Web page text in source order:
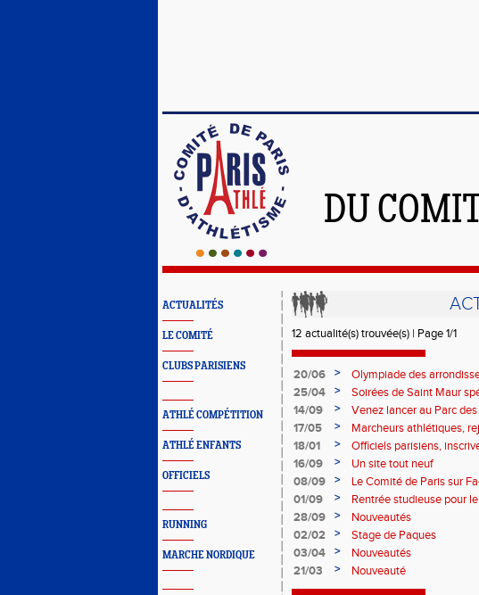
DU
ACTUALITÉS
LE COMITÉ
CLUBS PARISIENS
ATHLÉ COMPÉTITION
ATHLÉ ENFANTS
OFFICIELS
RUNNING
MARCHE NORDIQUE
12 actualité(s) trouvée(s) | Page 1/1
20/06 >
Olympiade des
25/04
>
Soirées de Saint Maur
14/09
>
Venez lancer au Parc
17/05
>
Marcheurs athlétiques,
18/01
>
Officiels parisiens,
!
16/09 >
Un site tout neuf
08/09
>
Le Comité de Paris sur
01/09
>
Rentrée studieuse pour
28/09
>
Nouveautés
02/02
>
Stage de Paques
03/04
>
Nouveautés
21/03
> Nouveauté